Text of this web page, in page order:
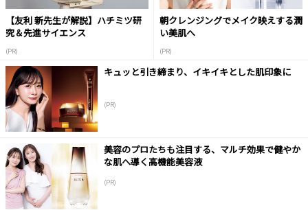
【友利 新先生が解説】ハチミツ研
究＆先進サイエンス
(PR)
朝クレンジングでメイク映えする潤
い美肌へ
(PR)
キュッと引き締まり、イキイキとした肌印象に
(PR)
美容のプロたちも注目する、マルチ効果で健やか
な肌へ導く高機能美容液
(PR)